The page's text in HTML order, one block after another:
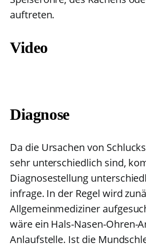
auftreten.
Video
Diagnose
Da die Ursachen von
sehr unterschiedlich sind,
Diagnosestellung
infrage. In der Regel wird
Allgemeinmediziner
wäre ein Hals-Nasen-Ohren-
Anlaufstelle. Ist die